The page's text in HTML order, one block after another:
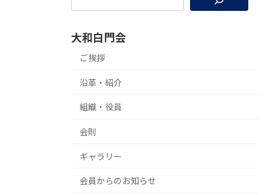
大和白門会
ご挨拶
沿革・紹介
組織・役員
会則
ギャラリー
会員からのお知らせ